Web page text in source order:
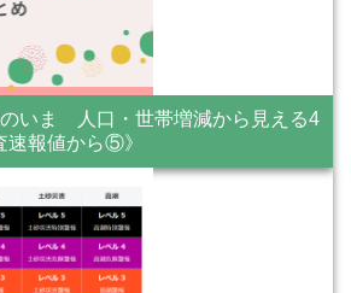
いま 人口・世帯増減から見える4
速報値から⑤》